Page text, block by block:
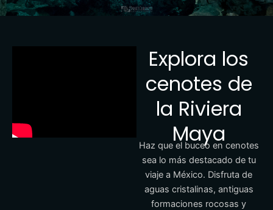
Explora los
cenotes de
la Riviera
Maya
Haz que el buceo en cenotes
sea lo más destacado de tu
viaje a México. Disfruta de
aguas cristalinas, antiguas
formaciones rocosas y